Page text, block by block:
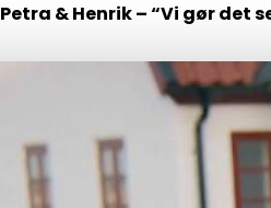
Petra & Henrik – “Vi gør det